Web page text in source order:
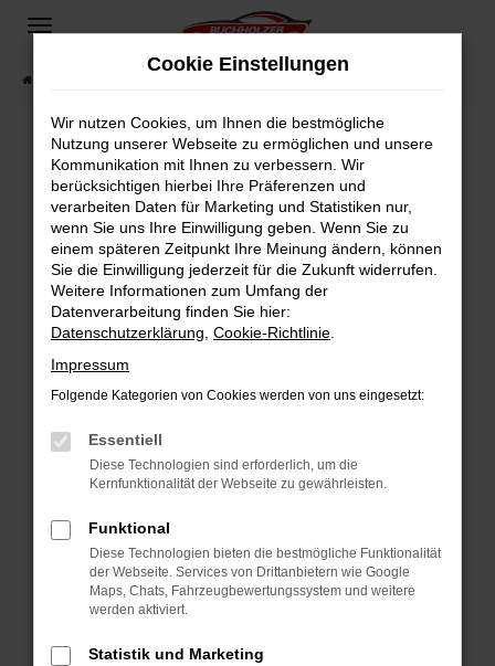
Zum
springen
Fahrzeugsuche
Fehler: Network Error
Beim Laden ist ein Fehler aufgetreten.
Hier sind ein paar Tipps, die dir helfen können:
Überprüfe deine Firewall und deine
Internetverbindung.
Laden andere Webseiten, zum Beispiel deine
Suchmaschine?
Prüfe deine Browsererweiterungen.
können das Laden bestimmter Seiten
verhindern. Funktioniert die Seite in einem
anderen Browser oder in einem privaten
Starte dein Gerät neu.
Das kann manchmal helfen, vorübergehende
Probleme zu beheben.
Betriebssystem auf dem neuesten Stand
Cookie Einstellungen
Wir nutzen Cookies, um Ihnen die bestmögliche
Nutzung unserer Webseite zu ermöglichen und unsere
Kommunikation mit Ihnen zu verbessern. Wir
berücksichtigen hierbei Ihre Präferenzen und
verarbeiten Daten für Marketing und Statistiken nur,
wenn Sie uns Ihre Einwilligung geben. Wenn Sie zu
einem späteren Zeitpunkt Ihre Meinung ändern, können
Sie die Einwilligung jederzeit für die Zukunft widerrufen.
Weitere Informationen zum Umfang der
Datenverarbeitung finden Sie hier:
Datenschutzerklärung Cookie-Richtlinie
Impressum
Folgende Kategorien von Cookies werden von uns eingesetzt:
Essentiell
Diese Technologien sind erforderlich, um die
Kernfunktionalität der Webseite zu gewährleisten.
Funktional
Diese Technologien bieten die bestmögliche Funktionalität
der Webseite. Services von Drittanbietern wie Google
Maps, Chats, Fahrzeugbewertungssystem und weitere
werden aktiviert.
Statistik und Marketing